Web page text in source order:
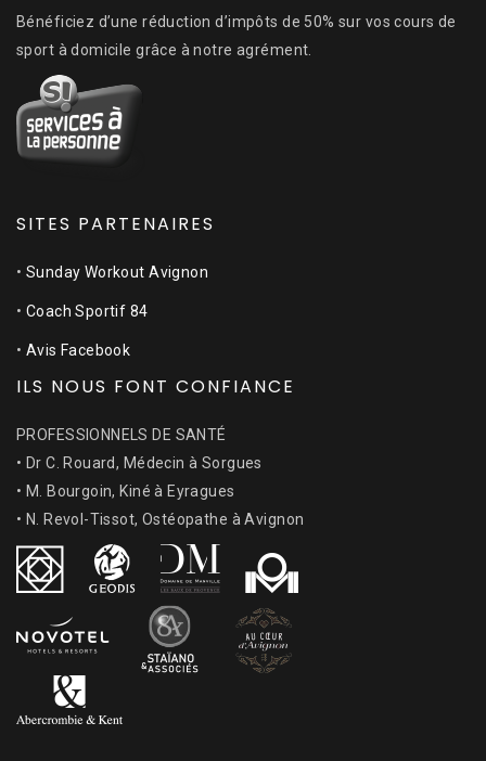
Bénéficiez d’une réduction d’impôts de 50% sur vos cours de
sport à domicile grâce à notre agrément.
SITES PARTENAIRES
• Sunday Workout Avignon
• Coach Sportif 84
• Avis Facebook
ILS NOUS FONT CONFIANCE
PROFESSIONNELS DE SANTÉ
• Dr C. Rouard, Médecin à Sorgues
• M. Bourgoin, Kiné à Eyragues
• N. Revol-Tissot, Ostéopathe à Avignon